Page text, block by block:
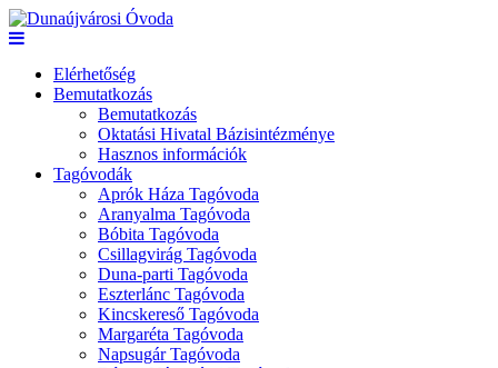
Elérhetőség
Bemutatkozás
Bemutatkozás
Oktatási Hivatal Bázisintézménye
Hasznos információk
Tagóvodák
Aprók Háza Tagóvoda
Aranyalma Tagóvoda
Bóbita Tagóvoda
Csillagvirág Tagóvoda
Duna-parti Tagóvoda
Eszterlánc Tagóvoda
Kincskereső Tagóvoda
Margaréta Tagóvoda
Napsugár Tagóvoda